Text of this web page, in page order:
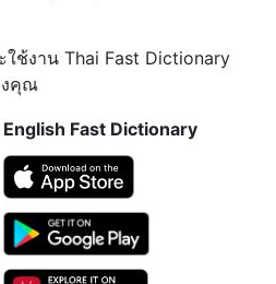
ช้งาน Thai Fast Dictionary
งคุณ
English Fast Dictionary